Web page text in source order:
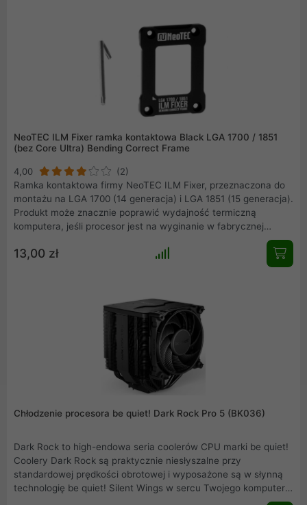
NeoTEC ILM Fixer ramka kontaktowa Black LGA 1700 / 1851
(bez Core Ultra) Bending Correct Frame
4,00
(2)
Ramka kontaktowa firmy NeoTEC ILM Fixer, przeznaczona do
montażu na LGA 1700 (14 generacja) i LGA 1851 (15 generacja).
Produkt może znacznie poprawić wydajność termiczną
komputera, jeśli procesor jest na wyginanie w fabrycznej
zapince płyty głównej. Podczas testowania jej z procesorem
Intel i5-13600K zaobserwowałem obniżenie temperatury
procesora nawet o 12 stopni C, a w rezultacie zmniejszyłem
13,00 zł
Chłodzenie procesora be quiet! Dark Rock Pro 5 (BK036)
Dark Rock to high-endowa seria coolerów CPU marki be quiet!
Coolery Dark Rock są praktycznie niesłyszalne przy
standardowej prędkości obrotowej i wyposażone są w słynną
technologię be quiet! Silent Wings w sercu Twojego komputera.